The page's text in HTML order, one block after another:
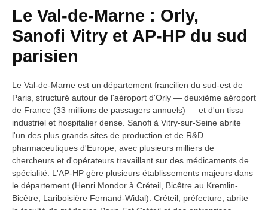
Le Val-de-Marne : Orly,
Sanofi Vitry et AP-HP du sud
parisien
Le Val-de-Marne est un département francilien du sud-est de
Paris, structuré autour de l'aéroport d'Orly — deuxième aéroport
de France (33 millions de passagers annuels) — et d'un tissu
industriel et hospitalier dense. Sanofi à Vitry-sur-Seine abrite
l'un des plus grands sites de production et de R&D
pharmaceutiques d'Europe, avec plusieurs milliers de
chercheurs et d'opérateurs travaillant sur des médicaments de
spécialité. L'AP-HP gère plusieurs établissements majeurs dans
le département (Henri Mondor à Créteil, Bicêtre au Kremlin-
Bicêtre, Lariboisière Fernand-Widal). Créteil, préfecture, abrite